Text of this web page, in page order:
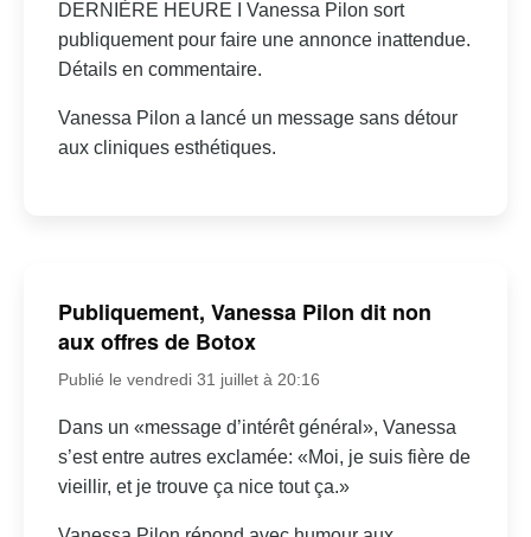
DERNIÈRE HEURE I Vanessa Pilon sort
publiquement pour faire une annonce inattendue.
Détails en commentaire.
Vanessa Pilon a lancé un message sans détour
aux cliniques esthétiques.
Publiquement, Vanessa Pilon dit non
aux offres de Botox
Publié le vendredi 31 juillet à 20:16
Dans un «message d’intérêt général», Vanessa
s’est entre autres exclamée: «Moi, je suis fière de
vieillir, et je trouve ça nice tout ça.»